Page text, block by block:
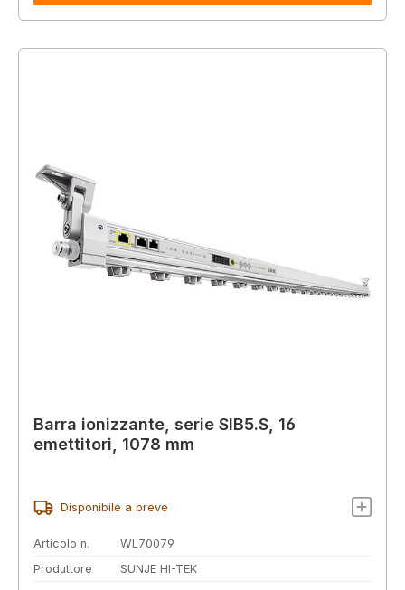
Barra ionizzante, serie SIB5.S, 16
emettitori, 1078 mm
Disponibile a breve
Articolo n.
WL70079
Produttore
SUNJE HI-TEK